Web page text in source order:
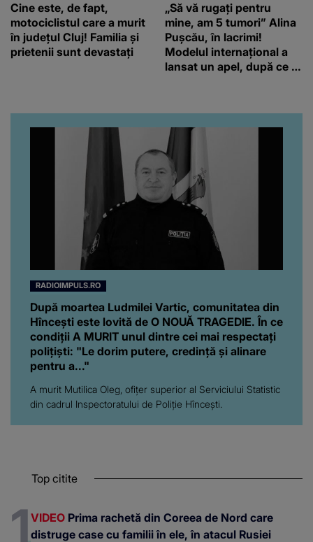
Cine este, de fapt,
motociclistul care a murit
în județul Cluj! Familia și
prietenii sunt devastați
„Să vă rugați pentru
mine, am 5 tumori” Alina
Pușcău, în lacrimi!
Modelul internațional a
lansat un apel, după ce a
RADIOIMPULS.RO
După moartea Ludmilei Vartic, comunitatea din
Hîncești este lovită de O NOUĂ TRAGEDIE. În ce
condiții A MURIT unul dintre cei mai respectați
polițiști: "Le dorim putere, credință și alinare
pentru a..."
A murit Mutilica Oleg, ofițer superior al Serviciului Statistic
din cadrul Inspectoratului de Poliție Hîncești.
Top citite
VIDEO Prima rachetă din Coreea de Nord care
distruge case cu familii în ele, în atacul Rusiei